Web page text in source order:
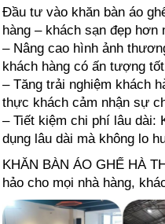
Đầu tư vào khăn bàn áo
hàng – khách sạn đẹp
– Nâng cao hình ảnh
khách hàng có ấn tượng
– Tăng trải nghiệm khách
thực khách cảm nhận sự
– Tiết kiệm chi phí lâu dài:
dụng lâu dài mà không lo
KHĂN BÀN ÁO GHẾ HÀ
hảo cho mọi nhà hàng,